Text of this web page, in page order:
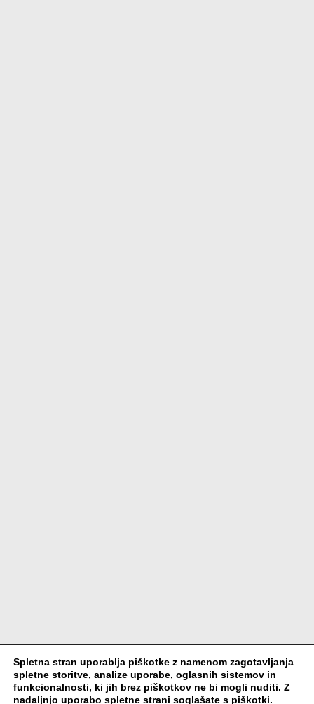
Spletna stran uporablja piškotke z namenom zagotavljanja
spletne storitve, analize uporabe, oglasnih sistemov in
funkcionalnosti, ki jih brez piškotkov ne bi mogli nuditi. Z
nadaljnjo uporabo spletne strani soglašate s piškotki.